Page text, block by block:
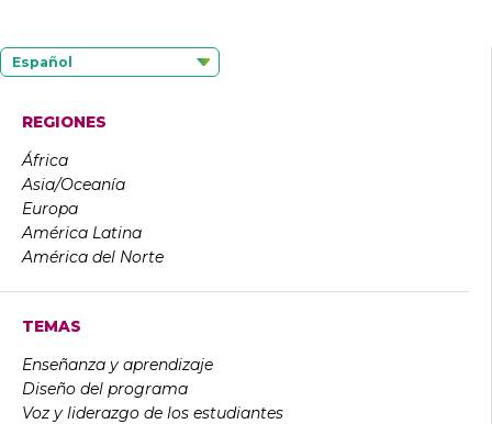
Español
REGIONES
África
Asia/Oceanía
Europa
América Latina
América del Norte
TEMAS
Enseñanza y aprendizaje
Diseño del programa
Voz y liderazgo de los estudiantes